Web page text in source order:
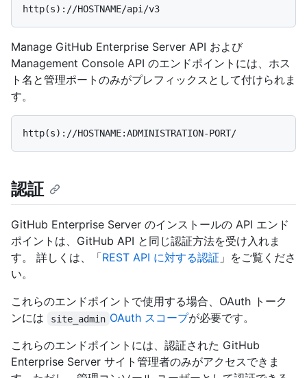
Manage GitHub Enterprise Server API および
Management Console API のエンドポイントには、ホス
ト名と管理ポートのみがプレフィックスとして付けられま
す。
認証
GitHub Enterprise Server のインストールの API エンド
ポイントは、GitHub API と同じ認証方法を受け入れま
す。 詳しくは、「REST API に対する認証 」をご覧くださ
い。
これらのエンドポイントで使用する場合、OAuth トーク
ンには
site_admin OAuth スコープが必要です。
これらのエンドポイントには、認証された GitHub
Enterprise Server サイト管理者のみがアクセスできま